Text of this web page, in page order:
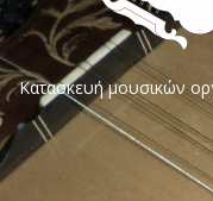
Κατασκευή μουσικών